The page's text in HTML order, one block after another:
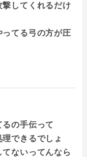
してくれるだけ
てる弓の方が圧
の手伝って
できるでしょ
ないってんなら